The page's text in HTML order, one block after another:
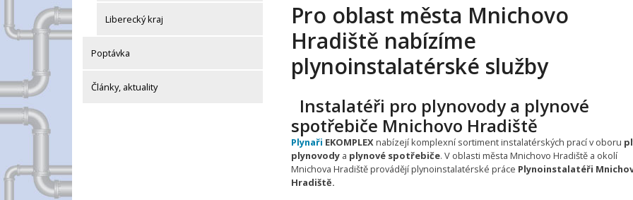
Liberecký kraj
Poptávka
Články, aktuality
Pro oblast města Mnichovo
Hradiště nabízíme
plynoinstalatérské služby
Instalatéři pro plynovody a plynové
spotřebiče Mnichovo Hradiště
Plynaři EKOMPLEXnabízejí komplexní sortiment instalatérských prací v oboru
plynovody a plynové spotřebiče. V oblasti města Mnichovo Hradiště a okolí
Mnichova Hradiště provádějí plynoinstalatérské práce Plynoinstalatéři
Hradiště.